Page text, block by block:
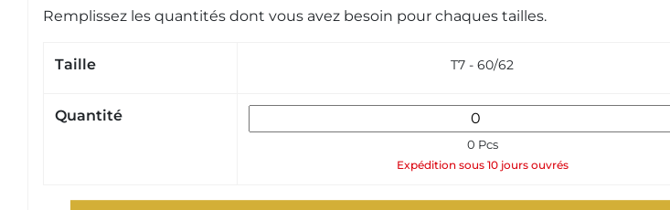
Remplissez les quantités dont vous avez besoin pour chaques tailles.
Taille T7 - 60/62
Quantité
0 Pcs
Expédition sous 10 jours ouvrés